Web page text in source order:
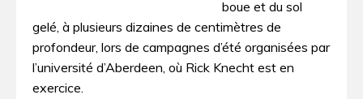
boue et du sol
gelé, à plusieurs dizaines de centimètres de
profondeur, lors de campagnes d’été organisées par
l’université d’Aberdeen, où Rick Knecht est en
exercice.